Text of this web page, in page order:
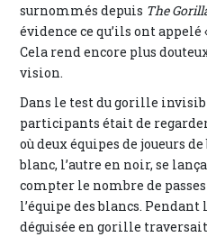
surnommés depuis The
évidence ce qu’ils ont appelé
Cela rend encore plus
vision.
Dans le test du gorille
participants était de
où deux équipes de joueurs
blanc, l’autre en noir, se
compter le nombre de
l’équipe des blancs.
déguisée en gorille